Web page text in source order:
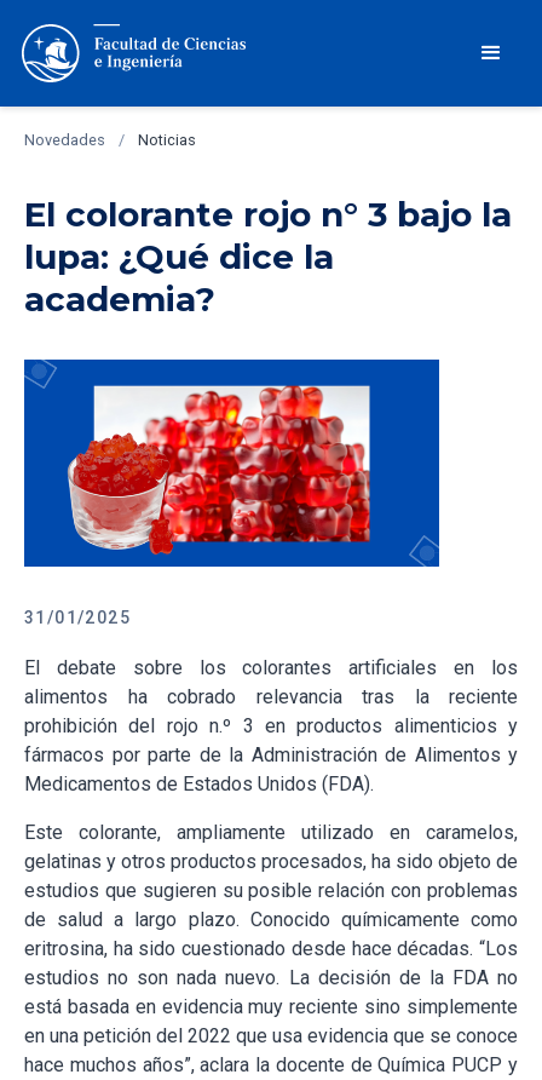
Novedades / Noticias
El colorante rojo n° 3 bajo la
lupa: ¿Qué dice la
academia?
31/01/2025
El debate sobre los colorantes artificiales en los
alimentos ha cobrado relevancia tras la reciente
prohibición del rojo n.º 3 en productos alimenticios y
fármacos por parte de la Administración de Alimentos y
Medicamentos de Estados Unidos (FDA).
Este colorante, ampliamente utilizado en caramelos,
gelatinas y otros productos procesados, ha sido objeto de
estudios que sugieren su posible relación con problemas
de salud a largo plazo. Conocido químicamente como
eritrosina, ha sido cuestionado desde hace décadas. “Los
estudios no son nada nuevo. La decisión de la FDA no
está basada en evidencia muy reciente sino simplemente
en una petición del 2022 que usa evidencia que se conoce
hace muchos años”, aclara la docente de Química PUCP y